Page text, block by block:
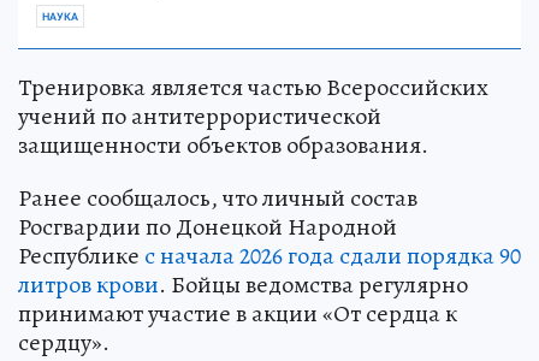
НАУКА
Тренировка является частью Всероссийских
учений по антитеррористической
защищенности объектов образования.
Ранее сообщалось, что личный состав
Росгвардии по Донецкой Народной
Республике с начала 2026 года сдали порядка 90
литров крови. Бойцы ведомства регулярно
принимают участие в акции «От сердца к
сердцу».